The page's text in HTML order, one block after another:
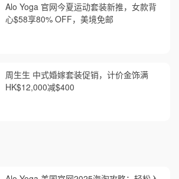
Alo Yoga 官网今夏运动套装新推，女款背
心$58享80% OFF，美境免邮
周生生 中式婚嫁套装促销，计价金饰满
HK$12,000减$400